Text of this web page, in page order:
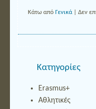
Κάτω από Γενικά| Δεν
Kατηγορίες
Erasmus+
Αθλητικές